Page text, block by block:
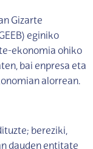
Gizarte
eginiko
ekonomia ohiko
bai enpresa eta
alorrean.
bereziki,
dauden entitate